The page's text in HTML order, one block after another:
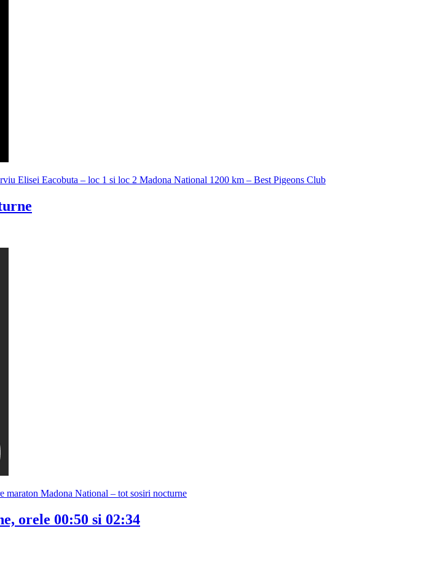
Elisei Eacobuta – loc 1 si loc 2 Madona National 1200 km – Best Pigeons Club
maraton Madona National – tot sosiri nocturne
orele 00:50 si 02:34